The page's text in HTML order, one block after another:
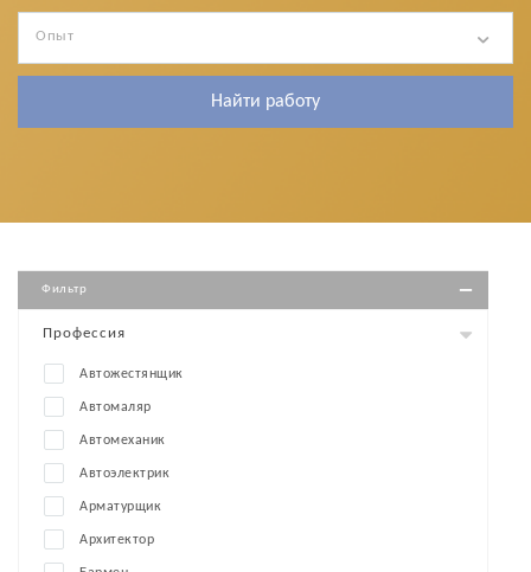
Опыт
Фильтр
Профессия
Автожестянщик
Автомаляр
Автомеханик
Автоэлектрик
Арматурщик
Архитектор